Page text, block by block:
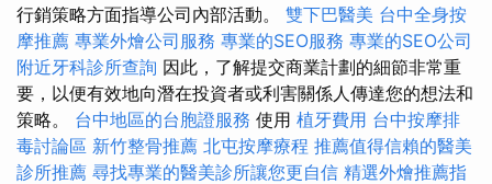
行銷策略方面指導公司內部活動。 雙下巴醫美 台中全身按
摩推薦 專業外燴公司服務 專業的SEO服務 專業的SEO公司
附近牙科診所查詢 因此，了解提交商業計劃的細節非常重
要，以便有效地向潛在投資者或利害關係人傳達您的想法和
策略。 台中地區的台胞證服務 使用 植牙費用 台中按摩排
毒討論區 新竹整骨推薦 北屯按摩療程 推薦值得信賴的醫美
診所推薦 尋找專業的醫美診所讓您更自信 精選外燴推薦指